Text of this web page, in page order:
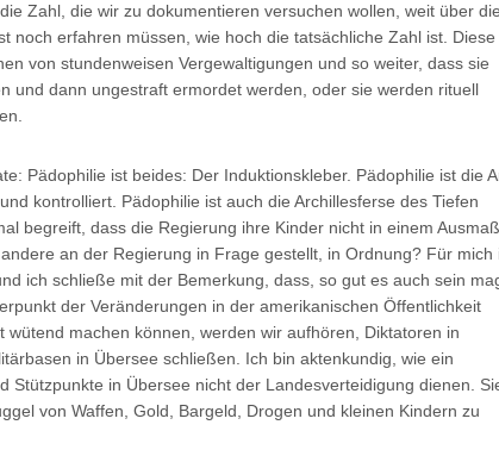
Zahl, die wir zu dokumentieren versuchen wollen, weit über die
noch erfahren müssen, wie hoch die tatsächliche Zahl ist. Diese
von stundenweisen Vergewaltigungen und so weiter, dass sie
und dann ungestraft ermordet werden, oder sie werden rituell
Pädophilie ist beides: Der Induktionskleber. Pädophilie ist die
kontrolliert. Pädophilie ist auch die Archillesferse des Tiefen
begreift, dass die Regierung ihre Kinder nicht in einem Ausmaß
an der Regierung in Frage gestellt, in Ordnung? Für mich
ich schließe mit der Bemerkung, dass, so gut es auch sein
der Veränderungen in der amerikanischen Öffentlichkeit
machen können, werden wir aufhören, Diktatoren in
in Übersee schließen. Ich bin aktenkundig, wie ein
Stützpunkte in Übersee nicht der Landesverteidigung dienen.
von Waffen, Gold, Bargeld, Drogen und kleinen Kindern zu